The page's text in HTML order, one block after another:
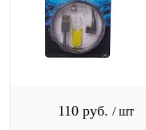
110 руб. / шт